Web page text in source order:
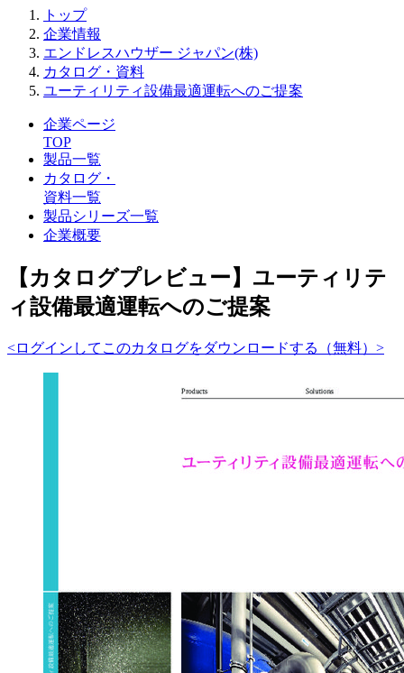
トップ
企業情報
エンドレスハウザー ジャパン(株)
カタログ・資料
ユーティリティ設備最適運転へのご提案
企業ページ
TOP
製品一覧
カタログ・
資料一覧
製品シリーズ一覧
企業概要
【カタログプレビュー】ユーティリテ
ィ設備最適運転へのご提案
<ログインしてこのカタログをダウンロードする（無料）>